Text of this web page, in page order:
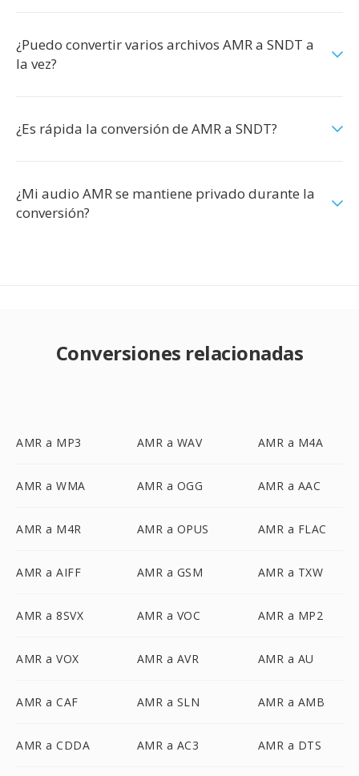
¿Puedo convertir varios archivos AMR a SNDT a
la vez?
¿Es rápida la conversión de AMR a SNDT?
¿Mi audio AMR se mantiene privado durante la
conversión?
Conversiones relacionadas
AMR a MP3 AMR a WAV AMR a M4A
AMR a WMA AMR a OGG AMR a AAC
AMR a M4R AMR a OPUS AMR a FLAC
AMR a AIFF AMR a GSM AMR a TXW
AMR a 8SVX AMR a VOC AMR a MP2
AMR a VOX AMR a AVR AMR a AU
AMR a CAF AMR a SLN AMR a AMB
AMR a CDDA AMR a AC3 AMR a DTS